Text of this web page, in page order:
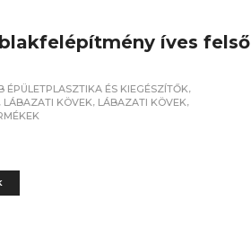
íves felső
ÉPÜLETPLASZTIKA ÉS KIEGÉSZÍTŐK
LÁBAZATI KÖVEK LÁBAZATI KÖVEK